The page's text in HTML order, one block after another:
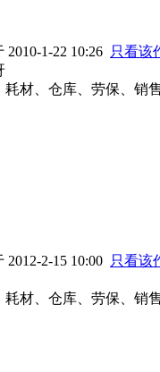
2010-1-22 10:26 只看该
材、仓库、劳保、销
2012-2-15 10:00 只看该
材、仓库、劳保、销